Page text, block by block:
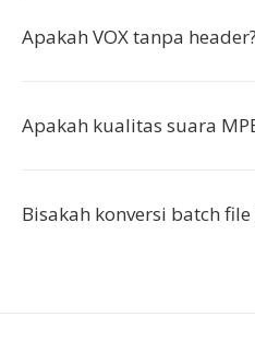
Apakah VOX tanpa header?
Apakah kualitas suara
Bisakah konversi batch file